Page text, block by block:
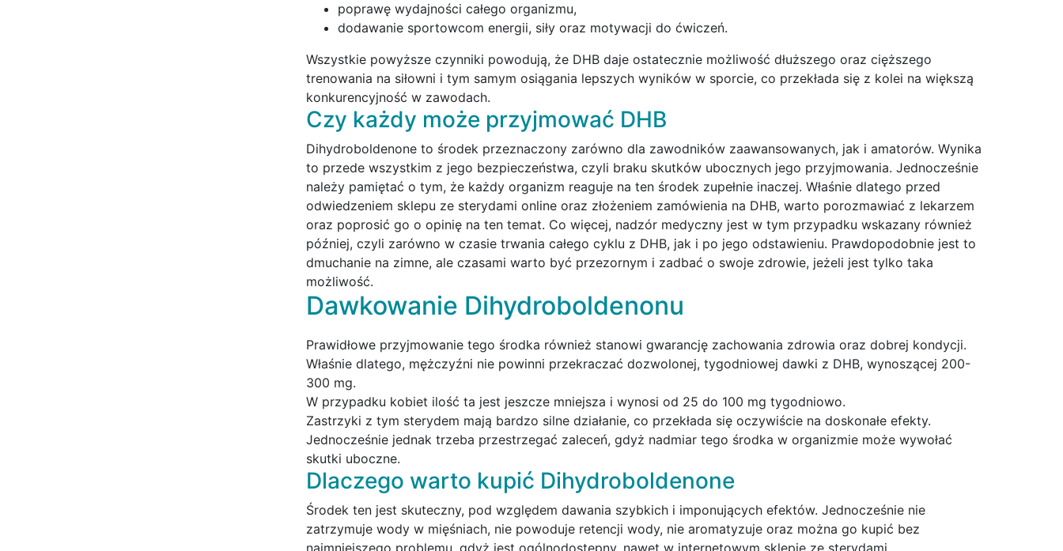
poprawę wydajności całego organizmu,
dodawanie sportowcom energii, siły oraz motywacji do ćwiczeń.
Wszystkie powyższe czynniki powodują, że DHB daje ostatecznie możliwość dłuższego oraz cięższego
trenowania na siłowni i tym samym osiągania lepszych wyników w sporcie, co przekłada się z kolei na większą
konkurencyjność w zawodach.
Czy każdy może przyjmować DHB
Dihydroboldenone to środek przeznaczony zarówno dla zawodników zaawansowanych, jak i amatorów. Wynika
to przede wszystkim z jego bezpieczeństwa, czyli braku skutków ubocznych jego przyjmowania. Jednocześnie
należy pamiętać o tym, że każdy organizm reaguje na ten środek zupełnie inaczej. Właśnie dlatego przed
odwiedzeniem sklepu ze sterydami online oraz złożeniem zamówienia na DHB, warto porozmawiać z lekarzem
oraz poprosić go o opinię na ten temat. Co więcej, nadzór medyczny jest w tym przypadku wskazany również
później, czyli zarówno w czasie trwania całego cyklu z DHB, jak i po jego odstawieniu. Prawdopodobnie jest to
dmuchanie na zimne, ale czasami warto być przezornym i zadbać o swoje zdrowie, jeżeli jest tylko taka
możliwość.
Dawkowanie Dihydroboldenonu
Prawidłowe przyjmowanie tego środka również stanowi gwarancję zachowania zdrowia oraz dobrej kondycji.
Właśnie dlatego, mężczyźni nie powinni przekraczać dozwolonej, tygodniowej dawki z DHB, wynoszącej 200-
300 mg.
W przypadku kobiet ilość ta jest jeszcze mniejsza i wynosi od 25 do 100 mg tygodniowo.
Zastrzyki z tym sterydem mają bardzo silne działanie, co przekłada się oczywiście na doskonałe efekty.
Jednocześnie jednak trzeba przestrzegać zaleceń, gdyż nadmiar tego środka w organizmie może wywołać
skutki uboczne.
Dlaczego warto kupić Dihydroboldenone
Środek ten jest skuteczny, pod względem dawania szybkich i imponujących efektów. Jednocześnie nie
zatrzymuje wody w mięśniach, nie powoduje retencji wody, nie aromatyzuje oraz można go kupić bez
najmniejszego problemu, gdyż jest ogólnodostępny, nawet w internetowym sklepie ze sterydami.